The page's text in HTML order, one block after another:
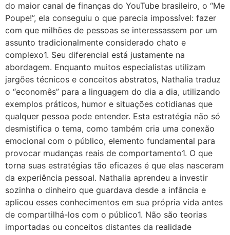
do maior canal de finanças do YouTube brasileiro, o “Me
Poupe!”, ela conseguiu o que parecia impossível: fazer
com que milhões de pessoas se interessassem por um
assunto tradicionalmente considerado chato e
complexo1. Seu diferencial está justamente na
abordagem. Enquanto muitos especialistas utilizam
jargões técnicos e conceitos abstratos, Nathalia traduz
o “economês” para a linguagem do dia a dia, utilizando
exemplos práticos, humor e situações cotidianas que
qualquer pessoa pode entender. Esta estratégia não só
desmistifica o tema, como também cria uma conexão
emocional com o público, elemento fundamental para
provocar mudanças reais de comportamento1. O que
torna suas estratégias tão eficazes é que elas nasceram
da experiência pessoal. Nathalia aprendeu a investir
sozinha o dinheiro que guardava desde a infância e
aplicou esses conhecimentos em sua própria vida antes
de compartilhá-los com o público1. Não são teorias
importadas ou conceitos distantes da realidade